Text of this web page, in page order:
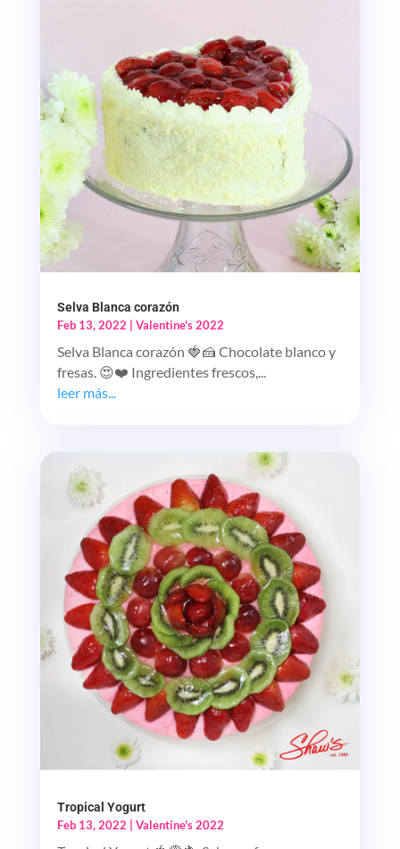
Selva Blanca corazón
Feb 13, 2022 | Valentine's 2022
Selva Blanca corazón 🍓🍰 Chocolate blanco y
fresas. 😍❤️ Ingredientes frescos,...
leer más...
Tropical Yogurt
Feb 13, 2022
Valentine's 2022